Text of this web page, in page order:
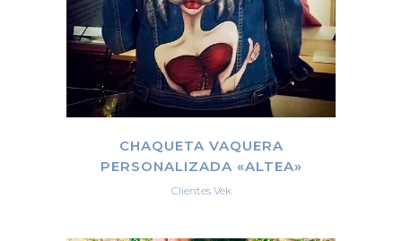
CHAQUETA VAQUERA
PERSONALIZADA «ALTEA»
Clientes Vek